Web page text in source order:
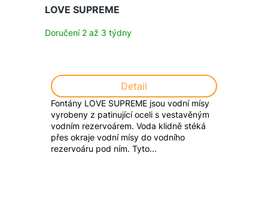
LOVE SUPREME
Doručení 2 až 3 týdny
Detail
Fontány LOVE SUPREME jsou vodní mísy
vyrobeny z patinující oceli s vestavěným
vodním rezervoárem. Voda klidně stéká
přes okraje vodní mísy do vodního
rezervoáru pod ním. Tyto...